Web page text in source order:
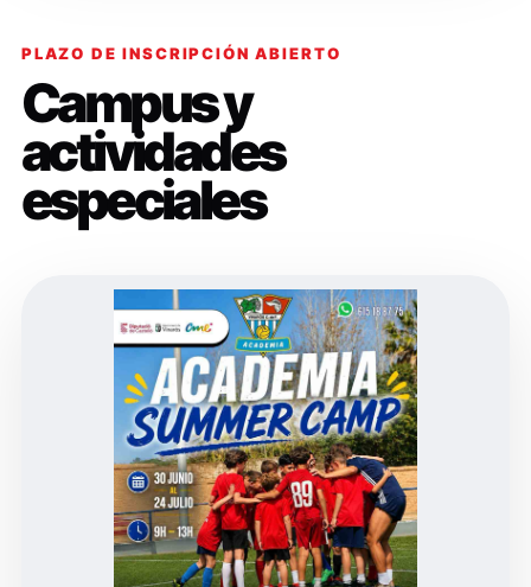
PLAZO DE INSCRIPCIÓN ABIERTO
Campus y
actividades
especiales